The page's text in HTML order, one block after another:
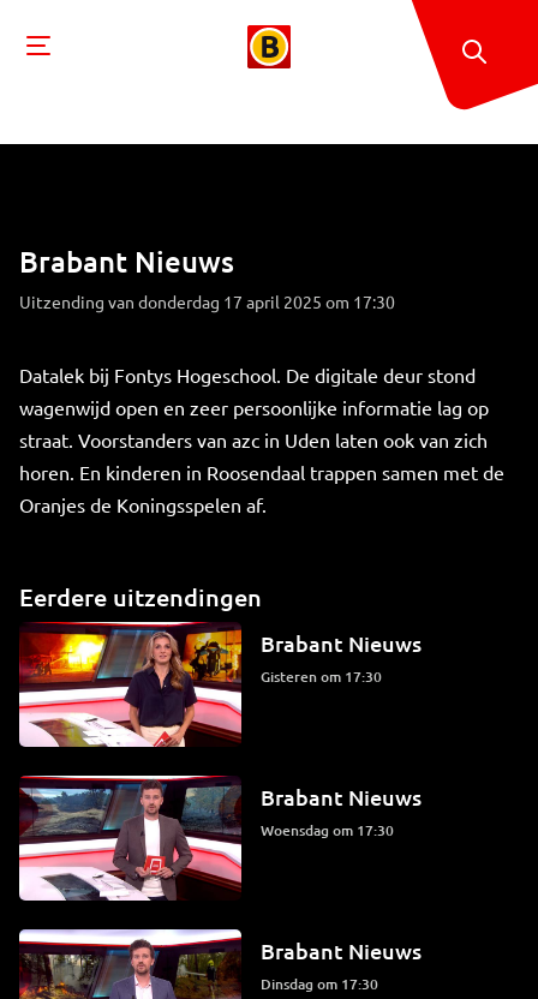
Brabant Nieuws
Uitzending van donderdag 17 april 2025 om 17:30
Datalek bij Fontys Hogeschool. De digitale deur stond
wagenwijd open en zeer persoonlijke informatie lag op
straat. Voorstanders van azc in Uden laten ook van zich
horen. En kinderen in Roosendaal trappen samen met de
Oranjes de Koningsspelen af.
Eerdere uitzendingen
Brabant Nieuws
Gisteren om 17:30
Brabant Nieuws
woensdag om 17:30
Brabant Nieuws
dinsdag om 17:30